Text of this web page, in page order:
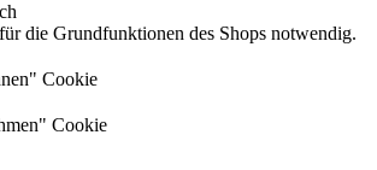
die Grundfunktionen des Shops notwendig.
Cookie
Cookie